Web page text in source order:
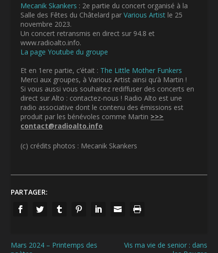
Mecanik Skankers : 2e partie du concert organisé à la
Salle des Fêtes du Châtelard parVarious Artist le 25
novembre 2023.
Un concert retransmis en direct sur 94.8 et
www.radioalto.info.
La page Youtube du groupe
Et en 1ere partie, c’était : The Little Mother Funkers
Merci aux groupes, à Various Artist ainsi qu’à Martin !
Si vous aussi vous souhaitez rediffuser des concerts en
direct sur Alto : contactez-nous ! Radio Alto est une
radio associative dont le contenu des émissions est
produit par les bénévoles comme Martin >>>
contact@radioalto.info
(c) crédits photos : Mecanik Skankers
PARTAGER:
Mars 2024 – Printemps des
Vis ma vie de senior : dans